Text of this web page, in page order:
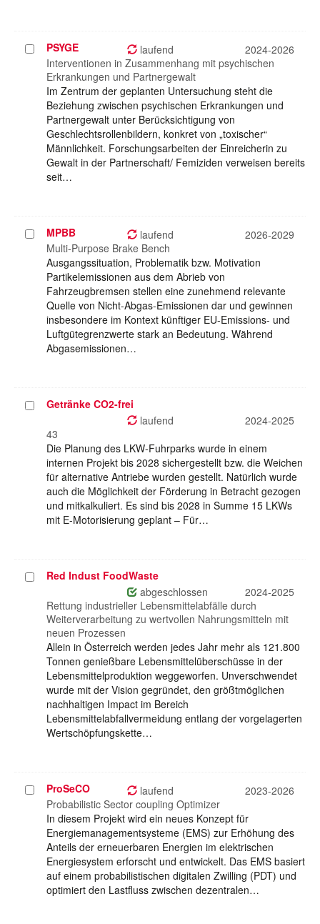
Projekt
auswählen
PSYGE laufend
2024-2026
Interventionen in Zusammenhang mit psychischen
Erkrankungen und Partnergewalt
Im Zentrum der geplanten Untersuchung steht die
Beziehung zwischen psychischen Erkrankungen und
Partnergewalt unter Berücksichtigung von
Geschlechtsrollenbildern, konkret von „toxischer“
Männlichkeit. Forschungsarbeiten der Einreicherin zu
Gewalt in der Partnerschaft/ Femiziden verweisen bereits
seit…
Projekt
auswählen
MPBB laufend
2026-2029
Multi-Purpose Brake Bench
Ausgangssituation, Problematik bzw. Motivation
Partikelemissionen aus dem Abrieb von
Fahrzeugbremsen stellen eine zunehmend relevante
Quelle von Nicht-Abgas-Emissionen dar und gewinnen
insbesondere im Kontext künftiger EU-Emissions- und
Luftgütegrenzwerte stark an Bedeutung. Während
Abgasemissionen…
ProjektGetränke CO2-frei
laufend
2024-2025
43
Die Planung des LKW-Fuhrparks wurde in einem
internen Projekt bis 2028 sichergestellt bzw. die Weichen
für alternative Antriebe wurden gestellt. Natürlich wurde
auch die Möglichkeit der Förderung in Betracht gezogen
und mitkalkuliert. Es sind bis 2028 in Summe 15 LKWs
mit E-Motorisierung geplant – Für…
ProjektRed Indust FoodWaste
abgeschlossen
2024-2025
Rettung industrieller Lebensmittelabfälle durch
Weiterverarbeitung zu wertvollen Nahrungsmitteln mit
neuen Prozessen
Allein in Österreich werden jedes Jahr mehr als 121.800
Tonnen genießbare Lebensmittelüberschüsse in der
Lebensmittelproduktion weggeworfen. Unverschwendet
wurde mit der Vision gegründet, den größtmöglichen
nachhaltigen Impact im Bereich
Lebensmittelabfallvermeidung entlang der vorgelagerten
Wertschöpfungskette…
Projekt
auswählen
ProSeCO laufend
2023-2026
Probabilistic Sector coupling Optimizer
In diesem Projekt wird ein neues Konzept für
Energiemanagementsysteme (EMS) zur Erhöhung des
Anteils der erneuerbaren Energien im elektrischen
Energiesystem erforscht und entwickelt. Das EMS basiert
auf einem probabilistischen digitalen Zwilling (PDT) und
optimiert den Lastfluss zwischen dezentralen…